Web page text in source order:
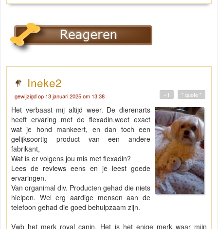
Ineke2
gewijzigd op 13 januari 2025 om 13:38 " quote "
+1
Het verbaast mij altijd weer. De dierenarts
heeft ervaring met de flexadin,weet exact
wat je hond mankeert, en dan toch een
gelijksoortig product van een andere
fabrikant,
Wat is er volgens jou mis met flexadin?
Lees de reviews eens en je leest goede
ervaringen.
Van organimal div. Producten gehad die niets
hielpen. Wel erg aardige mensen aan de
telefoon gehad die goed behulpzaam zijn.
Vwb het merk royal canin. Het is het enige merk waar mijn